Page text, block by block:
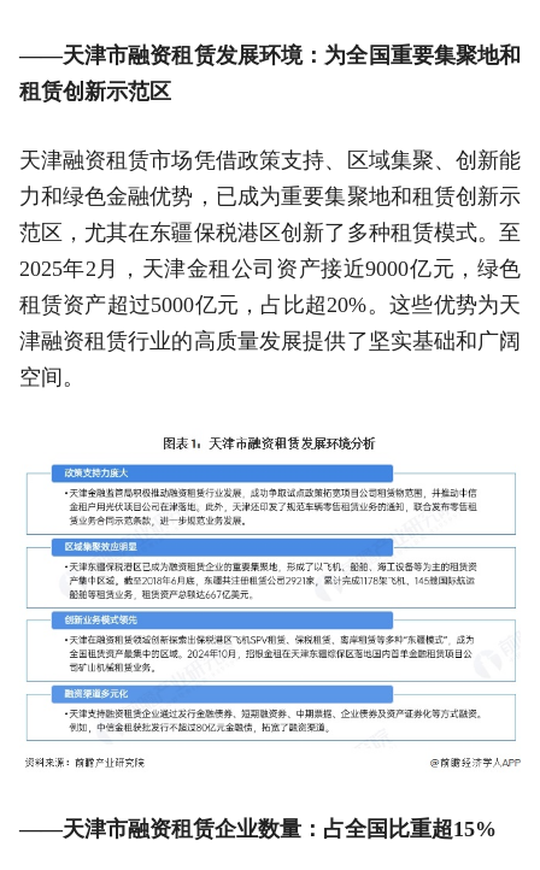
——天津市融资租赁发展环境：为全国重要集聚地和
租赁创新示范区
天津融资租赁市场凭借政策支持、区域集聚、创新能
力和绿色金融优势，已成为重要集聚地和租赁创新示
范区，尤其在东疆保税港区创新了多种租赁模式。至
2025年2月，天津金租公司资产接近9000亿元，绿色
租赁资产超过5000亿元，占比超20%。这些优势为天
津融资租赁行业的高质量发展提供了坚实基础和广阔
空间。
——天津市融资租赁企业数量：占全国比重超15%